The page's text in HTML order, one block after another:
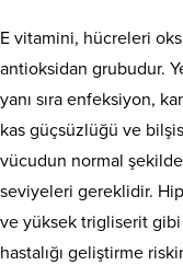
E vitamini, hücreleri
antioksidan grubudur.
yanı sıra enfeksiyon,
kas güçsüzlüğü ve
vücudun normal
seviyeleri gereklidir.
ve yüksek trigliserit
hastalığı geliştirme